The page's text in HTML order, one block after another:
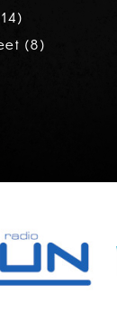
tuotetta
1414
tuotetta
88